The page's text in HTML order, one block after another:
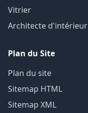
Vitrier
Architecte d'intérieur
Plan du Site
Plan du site
Sitemap HTML
Sitemap XML